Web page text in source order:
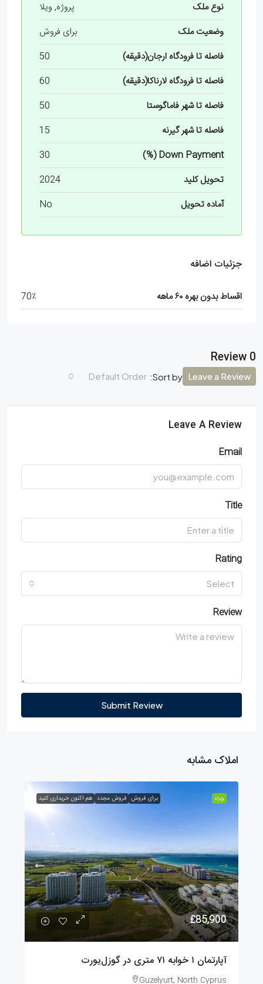
نوع ملک
پروژه, ویلا
وضعیت ملک
برای فروش
فاصله تا فرودگاه ارجان(دقیقه)
50
فاصله تا فرودگاه لارناکا(دقیقه)
60
فاصله تا شهر فاماگوستا
50
فاصله تا شهر گیرنه
15
Down Payment (%)
30
تحویل کلید
2024
آماده تحویل
No
جزئیات اضافه
اقساط بدون بهره ۶۰ ماهه 70٪
0 Review
Sort by:
Default Order Leave a Review
Leave A Review
Email
Title
Rating
Select
Review
Submit Review
املاک مشابه
ویژه برای فروش فروش مجدد هم اکنون خریداری کنید
£85,900
آپارتمان ۱ خوابه ۷۱ متری در گوزل‌یورت
Guzelyurt, North Cyprus